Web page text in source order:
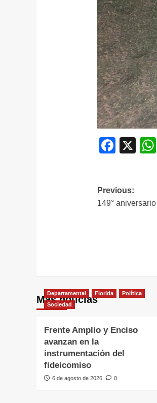
X
de
Previous:
149°
Más noticias
Departamental Florida
Política
Sociedad
Frente Amplio y Enciso
avanzan en la
instrumentación del
fideicomiso
6 de agosto de 2026 0